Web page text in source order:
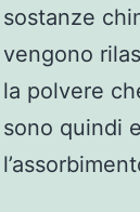
sostanze
vengono
la polvere
sono quindi